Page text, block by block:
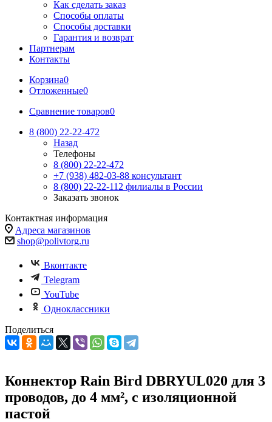
Как сделать заказ
Способы оплаты
Способы доставки
Гарантия и возврат
Партнерам
Контакты
Корзина0
Отложенные0
Сравнение товаров0
8 (800) 22-22-472
Назад
Телефоны
8 (800) 22-22-472
+7 (938) 482-03-88 консультант
8 (800) 22-22-112 филиалы в России
Заказать звонок
Контактная информация
Адреса магазинов
shop@polivtorg.ru
Вконтакте
Telegram
YouTube
Одноклассники
Поделиться
Коннектор Rain Bird DBRYUL020 для 3
проводов, до 4 мм², с изоляционной
пастой